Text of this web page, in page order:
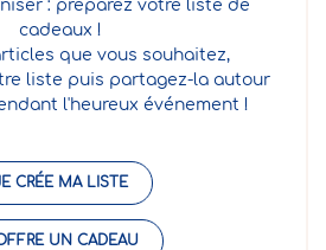
: préparez votre liste de
cadeaux !
que vous souhaitez,
liste puis partagez-la autour
l'heureux événement !
CRÉE MA LISTE
UN CADEAU